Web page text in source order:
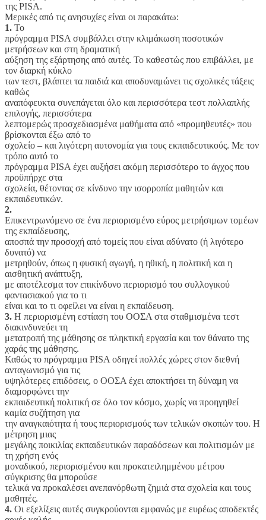
της PISA.
Μερικές από τις ανησυχίες είναι οι παρακάτω:
1. Το
πρόγραμμα PISA συμβάλλει στην κλιμάκωση ποσοτικών
μετρήσεων και στη δραματική
αύξηση της εξάρτησης από αυτές. Το καθεστώς που επιβάλλει, με
τον διαρκή κύκλο
των τεστ, βλάπτει τα παιδιά και αποδυναμώνει τις σχολικές τάξεις
καθώς
αναπόφευκτα συνεπάγεται όλο και περισσότερα τεστ πολλαπλής
επιλογής, περισσότερα
λεπτομερώς προσχεδιασμένα μαθήματα από «προμηθευτές» που
βρίσκονται έξω από το
σχολείο – και λιγότερη αυτονομία για τους εκπαιδευτικούς. Με τον
τρόπο αυτό το
πρόγραμμα PISA έχει αυξήσει ακόμη περισσότερο το άγχος που
προϋπήρχε στα
σχολεία, θέτοντας σε κίνδυνο την ισορροπία μαθητών και
εκπαιδευτικών.
2.
Επικεντρωνόμενο σε ένα περιορισμένο εύρος μετρήσιμων τομέων
της εκπαίδευσης,
αποσπά την προσοχή από τομείς που είναι αδύνατο (ή λιγότερο
δυνατό) να
μετρηθούν, όπως η φυσική αγωγή, η ηθική, η πολιτική και η
αισθητική ανάπτυξη,
με αποτέλεσμα τον επικίνδυνο περιορισμό του συλλογικού
φαντασιακού για το τι
είναι και το τι οφείλει να είναι η εκπαίδευση.
3. Η περιορισμένη εστίαση του ΟΟΣΑ στα σταθμισμένα τεστ
διακινδυνεύει τη
μετατροπή της μάθησης σε πληκτική εργασία και τον θάνατο της
χαράς της μάθησης.
Καθώς το πρόγραμμα PISA οδηγεί πολλές χώρες στον διεθνή
ανταγωνισμό για τις
υψηλότερες επιδόσεις, ο ΟΟΣΑ έχει αποκτήσει τη δύναμη να
διαμορφώνει την
εκπαιδευτική πολιτική σε όλο τον κόσμο, χωρίς να προηγηθεί
καμία συζήτηση για
την αναγκαιότητα ή τους περιορισμούς των τελικών σκοπών του. Η
μέτρηση μιας
μεγάλης ποικιλίας εκπαιδευτικών παραδόσεων και πολιτισμών με
τη χρήση ενός
μοναδικού, περιορισμένου και προκατειλημμένου μέτρου
σύγκρισης θα μπορούσε
τελικά να προκαλέσει ανεπανόρθωτη ζημιά στα σχολεία και τους
μαθητές.
4. Οι εξελίξεις αυτές συγκρούονται εμφανώς με ευρέως αποδεκτές